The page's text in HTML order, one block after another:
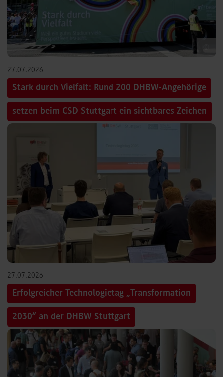
27.07.2026
Stark durch Vielfalt: Rund 200 DHBW-Angehörige
setzen beim CSD Stuttgart ein sichtbares Zeichen
27.07.2026
Erfolgreicher Technologietag „Transformation
2030“ an der DHBW Stuttgart